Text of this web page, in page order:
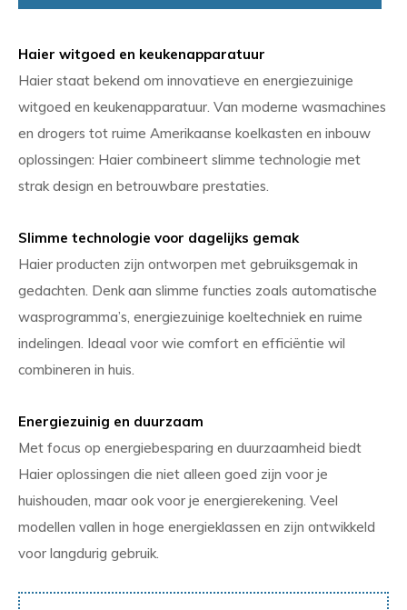
Haier witgoed en keukenapparatuur
Haier staat bekend om innovatieve en energiezuinige
witgoed en keukenapparatuur. Van moderne wasmachines
en drogers tot ruime Amerikaanse koelkasten en inbouw
oplossingen: Haier combineert slimme technologie met
strak design en betrouwbare prestaties.
Slimme technologie voor dagelijks gemak
Haier producten zijn ontworpen met gebruiksgemak in
gedachten. Denk aan slimme functies zoals automatische
wasprogramma’s, energiezuinige koeltechniek en ruime
indelingen. Ideaal voor wie comfort en efficiëntie wil
combineren in huis.
Energiezuinig en duurzaam
Met focus op energiebesparing en duurzaamheid biedt
Haier oplossingen die niet alleen goed zijn voor je
huishouden, maar ook voor je energierekening. Veel
modellen vallen in hoge energieklassen en zijn ontwikkeld
voor langdurig gebruik.